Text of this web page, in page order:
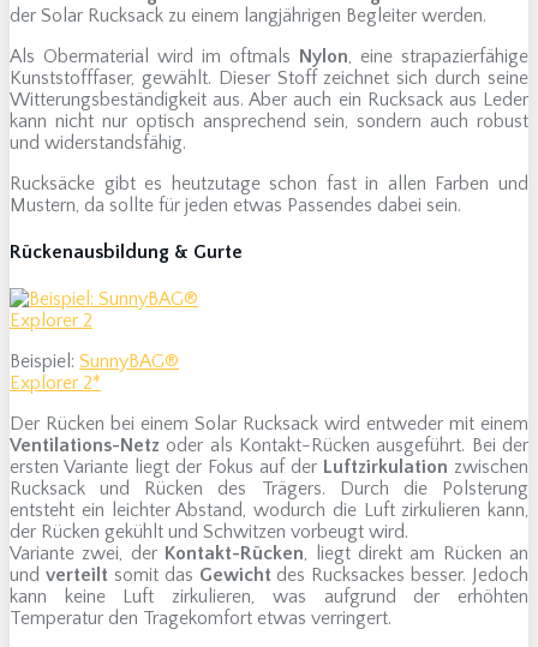
der Solar Rucksack zu einem langjährigen Begleiter werden.
Als Obermaterial wird im oftmals Nylon , eine strapazierfähige
Kunststofffaser, gewählt. Dieser Stoff zeichnet sich durch seine
Witterungsbeständigkeit aus. Aber auch ein Rucksack aus Leder
kann nicht nur optisch ansprechend sein, sondern auch robust
und widerstandsfähig.
Rucksäcke gibt es heutzutage schon fast in allen Farben und
Mustern, da sollte für jeden etwas Passendes dabei sein.
Rückenausbildung & Gurte
Beispiel: SunnyBAG®
Explorer 2*
Der Rücken bei einem Solar Rucksack wird entweder mit einem
Ventilations-Netz oder als Kontakt-Rücken ausgeführt. Bei der
ersten Variante liegt der Fokus auf der Luftzirkulation zwischen
Rucksack und Rücken des Trägers. Durch die Polsterung
entsteht ein leichter Abstand, wodurch die Luft zirkulieren kann,
der Rücken gekühlt und Schwitzen vorbeugt wird.
Variante zwei, der Kontakt-Rücken, liegt direkt am Rücken an
und verteilt somit das Gewicht des Rucksackes besser. Jedoch
kann keine Luft zirkulieren, was aufgrund der erhöhten
Temperatur den Tragekomfort etwas verringert.